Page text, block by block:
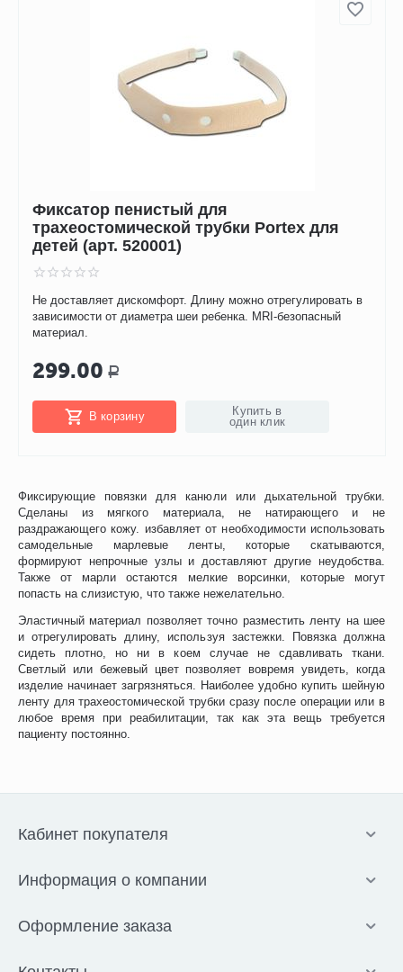
Фиксирующие повязки для канюли или дыхательной трубки.
Сделаны из мягкого материала, не натирающего и не
раздражающего кожу. избавляет от необходимости использовать
самодельные марлевые ленты, которые скатываются,
формируют непрочные узлы и доставляют другие неудобства.
Также от марли остаются мелкие ворсинки, которые могут
попасть на слизистую, что также нежелательно.
Эластичный материал позволяет точно разместить ленту на шее
и отрегулировать длину, используя застежки. Повязка должна
сидеть плотно, но ни в коем случае не сдавливать ткани.
Светлый или бежевый цвет позволяет вовремя увидеть, когда
изделие начинает загрязняться. Наиболее удобно купить шейную
ленту для трахеостомической трубки сразу после операции или в
любое время при реабилитации, так как эта вещь требуется
пациенту постоянно.
Фиксатор пенистый для
трахеостомической трубки Portex для
детей (арт. 520001)
Не доставляет дискомфорт. Длину можно отрегулировать в
зависимости от диаметра шеи ребенка. MRI-безопасный
материал.
299.00 Р
В корзину
Купить в
один клик
Кабинет покупателя
Информация о компании
Оформление заказа